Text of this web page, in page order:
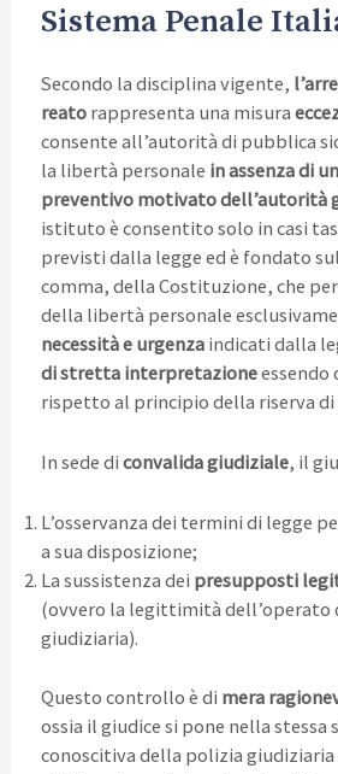
Sistema Penale
Secondo la disciplina vigente,
reatorappresenta una misura
consente all’autorità di pubblica
la libertà personale in assenza di
preventivo motivato dell’autorità
istituto è consentito solo in casi
previsti dalla legge ed è fondato
comma, della Costituzione, che
della libertà personale
necessità e urgenzaindicati dalla
di stretta interpretazioneessendo
rispetto al principio della riserva di
In sede di convalida giudiziale, il
L’osservanza dei termini di legge
a sua disposizione;
La sussistenza dei presupposti
(ovvero la legittimità dell’operato
giudiziaria).
Questo controllo è di mera
ossia il giudice si pone nella stessa
conoscitiva della polizia